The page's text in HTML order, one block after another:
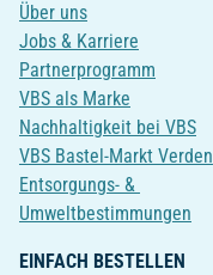
Über uns
Jobs & Karriere
Partnerprogramm
VBS als Marke
Nachhaltigkeit bei VBS
VBS Bastel-Markt Verden
Entsorgungs- &
Umweltbestimmungen
EINFACH BESTELLEN